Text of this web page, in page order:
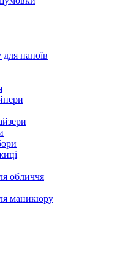
напоїв
обличчя
маникюру